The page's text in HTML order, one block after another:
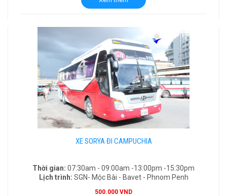
XE SORYA ĐI CAMPUCHIA
Thời gian: 07:30am - 09:00am -13:00pm -15:30pm
Lịch trình: SGN- Mộc Bài - Bavet - Phnom Penh
500.000 VND